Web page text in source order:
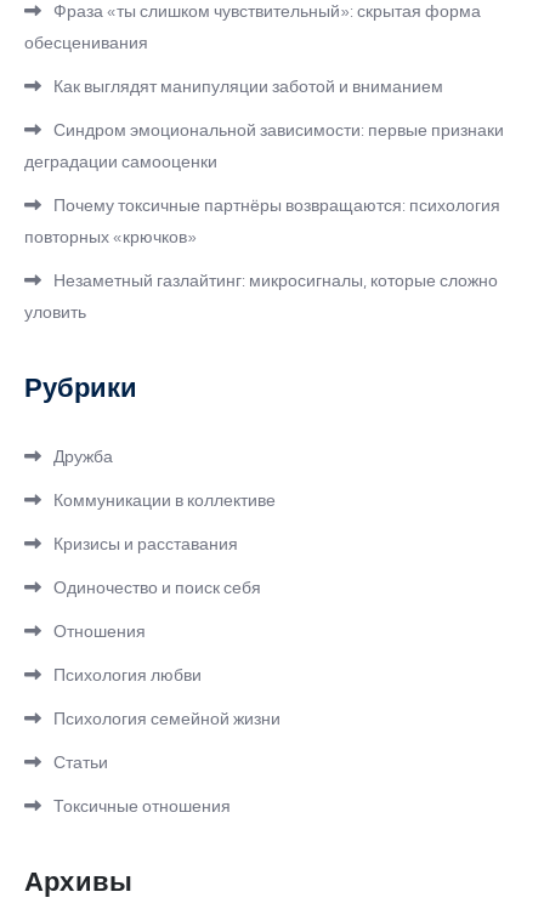
Фраза «ты слишком чувствительный»: скрытая форма
обесценивания
Как выглядят манипуляции заботой и вниманием
Синдром эмоциональной зависимости: первые признаки
деградации самооценки
Почему токсичные партнёры возвращаются: психология
повторных «крючков»
Незаметный газлайтинг: микросигналы, которые сложно
уловить
Рубрики
Дружба
Коммуникации в коллективе
Кризисы и расставания
Одиночество и поиск себя
Отношения
Психология любви
Психология семейной жизни
Статьи
Токсичные отношения
Архивы